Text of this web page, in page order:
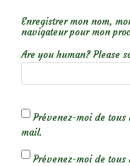
Enregistrer mon nom,
navigateur pour mon
Are you human? Please
Prévenez-moi de tous
mail.
Prévenez-moi de